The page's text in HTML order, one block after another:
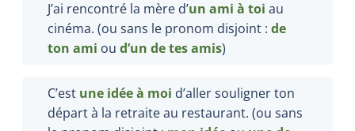
J’ai rencontré la mère d’un ami à toi au
cinéma. (ou sans le pronom disjoint : de
ton ami ou d’un de tes amis)
C’est une idée à moi d’aller souligner ton
départ à la retraite au restaurant. (ou sans